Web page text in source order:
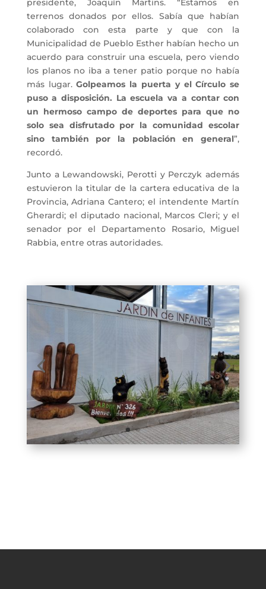
presidente, Joaquín Martins. “Estamos en
terrenos donados por ellos. Sabía que habían
colaborado con esta parte y que con la
Municipalidad de Pueblo Esther habían hecho un
acuerdo para construir una escuela, pero viendo
los planos no iba a tener patio porque no había
más lugar.Golpeamos la puerta y el Círculo se
puso a disposición. La escuela va a contar con
un hermoso campo de deportes para que no
solo sea disfrutado por la comunidad escolar
sino también por la población en general”,
recordó.
Junto a Lewandowski, Perotti y Perczyk además
estuvieron la titular de la cartera educativa de la
Provincia, Adriana Cantero; el intendente Martín
Gherardi; el diputado nacional, Marcos Cleri; y el
senador por el Departamento Rosario, Miguel
Rabbia, entre otras autoridades.